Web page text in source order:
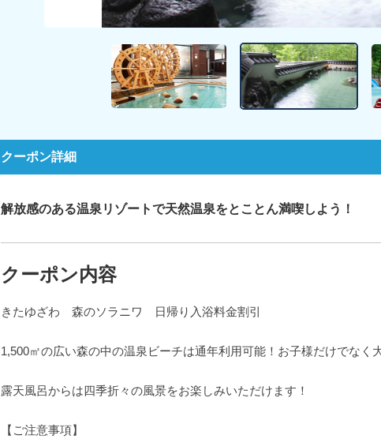
クーポン詳細
解放感のある温泉リゾートで天然温泉をとことん満喫しよう！
クーポン内容
きたゆざわ 森のソラニワ 日帰り入浴料金割引
1,500㎡の広い森の中の温泉ビーチは通年利用可能！お子様だけでなく
露天風呂からは四季折々の風景をお楽しみいただけます！
【ご注意事項】